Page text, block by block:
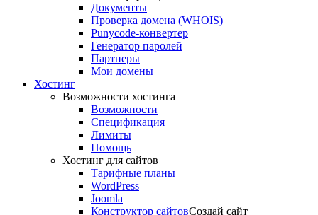
Документы
Проверка домена (WHOIS)
Punycode-конвертер
Генератор паролей
Партнеры
Мои домены
Хостинг
Возможности хостинга
Возможности
Спецификация
Лимиты
Помощь
Хостинг для сайтов
Тарифные планы
WordPress
Joomla
Конструктор сайтовСоздай сайт